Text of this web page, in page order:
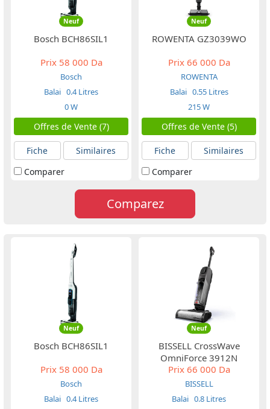
Neuf
Bosch BCH86SIL1
Prix58 000 Da
Bosch
Balai 0.4 Litres
0 W
Offres de Vente (7)
Fiche
Similaires
Comparer
Neuf
ROWENTA GZ3039WO
Prix66 000 Da
ROWENTA
Balai 0.55 Litres
215 W
Offres de Vente (5)
Fiche
Similaires
Comparer
Comparez
Neuf
Bosch BCH86SIL1
Prix58 000 Da
Bosch
Balai 0.4 Litres
Neuf
BISSELL CrossWave
OmniForce 3912N
Prix66 000 Da
BISSELL
Balai 0.8 Litres